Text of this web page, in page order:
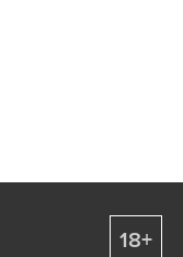
18+